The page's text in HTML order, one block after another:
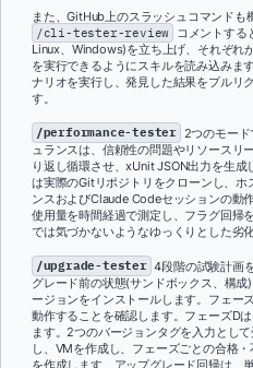
また、GitHub上のスラッシュコマンド
/cli-tester-review コメントする
Linux、Windows)を立ち上げ、それぞれ
を実行できるようにスキルを読み込みま
ナリオを実行し、発見した結果をプルリ
す。
/performance-tester 2つのモー
ュランスは、信頼性の問題やリソースリ
り返し循環させ、xUnit JSON出力を生
は実際のGitリポジトリをクローンし、
ンスおよびClaude Codeセッションの動
使用量を時間経過で測定し、フラグ回帰
では気づかないようなゆっくりとした劣
/upgrade-tester 4段階の試験計画
グレード前の状態(サンドボックス、構
ージョンをインストールします。フェー
動作することを確認します。フェーズD
ます。2つのバージョンタグを入力とし
し、VMを作成し、フェーズごとの合格
を作成します。アップグレード回帰は、